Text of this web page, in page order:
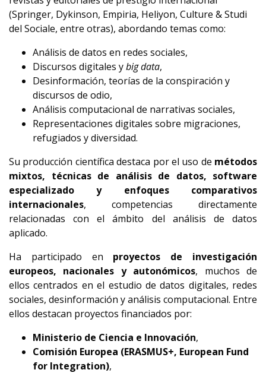
(Springer, Dykinson, Empiria, Heliyon, Culture & Studi
del Sociale, entre otras), abordando temas como:
Análisis de datos en redes sociales,
Discursos digitales ybig data,
Desinformación, teorías de la conspiración y
discursos de odio,
Análisis computacional de narrativas sociales,
Representaciones digitales sobre migraciones,
refugiados y diversidad.
Su producción científica destaca por el uso de métodos
mixtos, técnicas de análisis de datos, software
especializado y enfoques comparativos
internacionales, competencias directamente
relacionadas con el ámbito del análisis de datos
aplicado.
Ha participado en proyectos de investigación
europeos, nacionales y autonómicos, muchos de
ellos centrados en el estudio de datos digitales, redes
sociales, desinformación y análisis computacional. Entre
ellos destacan proyectos financiados por:
Ministerio de Ciencia e Innovación,
Comisión Europea (ERASMUS+, European Fund
for Integration),